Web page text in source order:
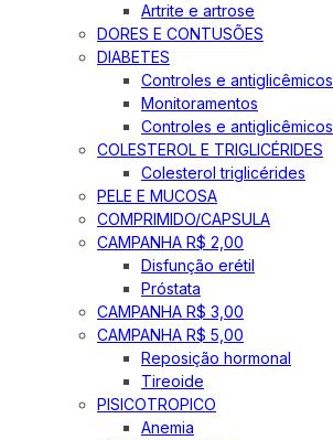
Artrite e artrose
DORES E CONTUSÕES
DIABETES
Controles e antiglicêmicos
Monitoramentos
Controles e antiglicêmicos
COLESTEROL E TRIGLICÉRIDES
Colesterol triglicérides
PELE E MUCOSA
COMPRIMIDO/CAPSULA
CAMPANHA R$ 2,00
Disfunção erétil
Próstata
CAMPANHA R$ 3,00
CAMPANHA R$ 5,00
Reposição hormonal
Tireoide
PISICOTROPICO
Anemia